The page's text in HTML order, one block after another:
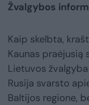
Žvalgybos
Kaip skelbta,
Kaunas praėjusią
Lietuvos
Rusija svarsto
Baltijos regione,